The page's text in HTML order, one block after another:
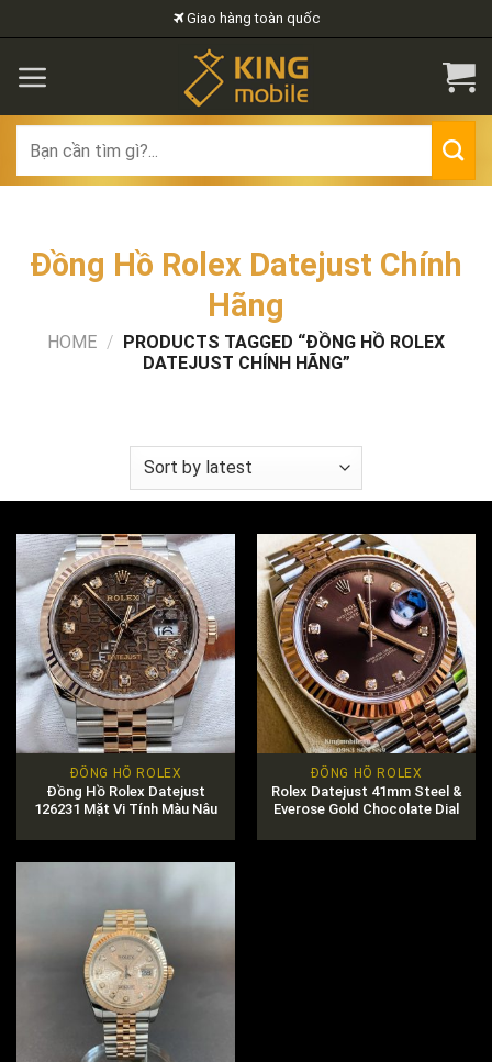
to
content
Giao hàng toàn quốc
for:
Đồng Hồ Rolex Datejust Chính
Hãng
HOME / PRODUCTS TAGGED “ĐỒNG HỒ ROLEX
DATEJUST CHÍNH HÃNG”
ĐỒNG HỒ ROLEX
Đồng Hồ Rolex Datejust
126231 Mặt Vi Tính Màu Nâu
ĐỒNG HỒ ROLEX
Rolex Datejust 41mm Steel &
Everose Gold Chocolate Dial